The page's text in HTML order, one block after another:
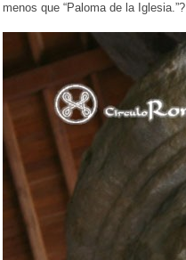
menos que “Paloma de la Iglesia.”?